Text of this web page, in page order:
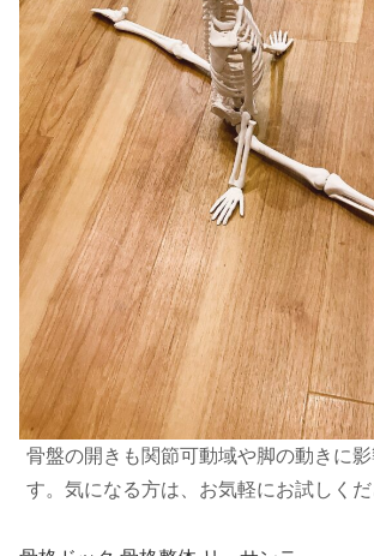
骨盤の開きも関節可動域や脚の動きに
す。気になる方は、お気軽にお試しくだ